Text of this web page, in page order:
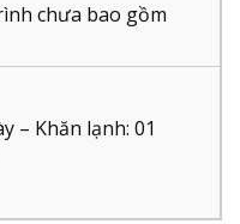
chưa bao gồm
– Khăn lạnh: 01